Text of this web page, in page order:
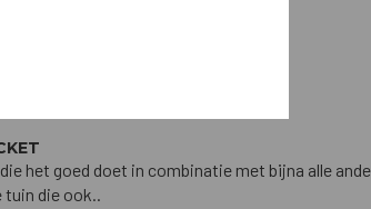
het goed doet in combinatie met bijna alle
tuin die ook..